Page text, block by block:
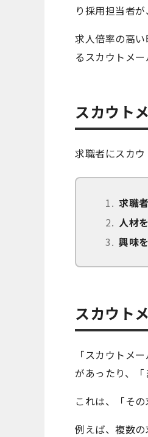
り採用担当者
求人倍率の高
るスカウトメ
スカウト
求職者にスカウ
求職
人材
興味
スカウト
「スカウトメ
があったり、「
これは、「そ
例えば、複数